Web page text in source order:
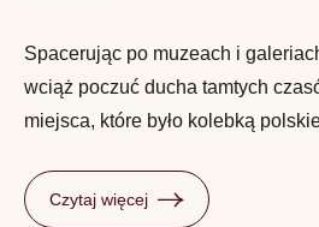
Spacerując po muzeach i
wciąż poczuć ducha tamtych
miejsca, które było kolebką
Czytaj więcej